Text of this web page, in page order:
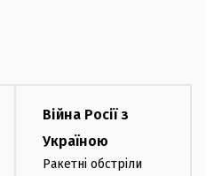
Війна Росії з
Україною
Ракетні обстріли